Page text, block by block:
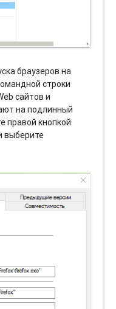
браузеров на
строки
сайтов и
на подлинный
правой кнопкой
выберите